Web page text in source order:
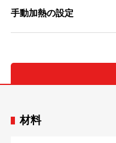
手動加熱の設定
材料